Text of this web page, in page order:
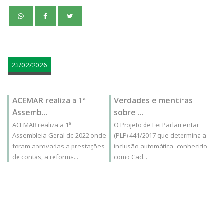
23/02/2026
ACEMAR realiza a 1ª
Assemb...
ACEMAR realiza a 1ª
Assembleia Geral de 2022 onde
foram aprovadas a prestações
de contas, a reforma...
Verdades e mentiras
sobre ...
O Projeto de Lei Parlamentar
(PLP) 441/2017 que determina a
inclusão automática- conhecido
como Cad...